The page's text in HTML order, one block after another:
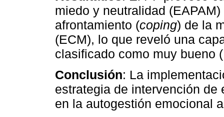
miedo y neutralidad
afrontamiento (coping) de la
(ECM), lo que reveló una
clasificado como muy bueno
Conclusión: La
estrategia de intervención de
en la autogestión emocional